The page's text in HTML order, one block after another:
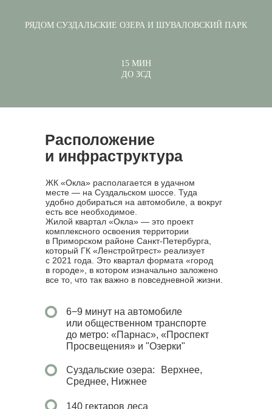
РЯДОМ СУЗДАЛЬСКИЕ ОЗЕРА И ШУВАЛОВСКИЙ ПАРК
15 МИН
ДО ЗСД
ЖК «Окла» располагается в удачном
месте — на Суздальском шоссе. Туда
удобно добираться на автомобиле, а вокруг
есть все необходимое.
Жилой квартал «Окла» — это проект
комплексного освоения территории
в Приморском районе Санкт-Петербурга,
который ГК «Ленстройтрест» реализует
с 2021 года. Это квартал формата «город
в городе», в котором изначально заложено
все то, что так важно в повседневной жизни.
Расположение
и инфраструктура
6−9 минут на автомобиле
или общественном транспорте
до метро: «Парнас», «Проспект
Просвещения» и "Озерки"
Суздальские озера: Верхнее,
Среднее, Нижнее
140 гектаров леса